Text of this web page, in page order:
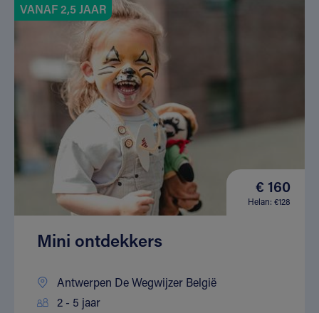
VANAF 2,5 JAAR
€ 160
Helan: €128
Mini ontdekkers
Antwerpen De Wegwijzer België
2 - 5 jaar